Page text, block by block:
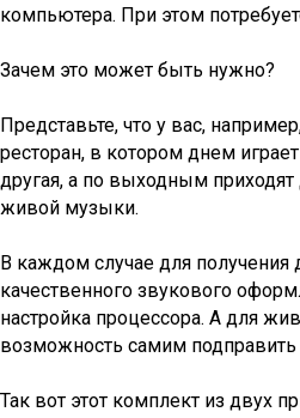
компьютера. При этом
Зачем это может быть нужно?
Представьте, что у вас,
ресторан, в котором днем
другая, а по выходным
живой музыки.
В каждом случае для получения
качественного звукового
настройка процессора. А для
возможность самим подправить
Так вот этот комплект из двух